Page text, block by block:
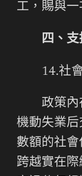
工，賜與一
四、
14.社
政策內
機動失業
數額的社
跨越實在